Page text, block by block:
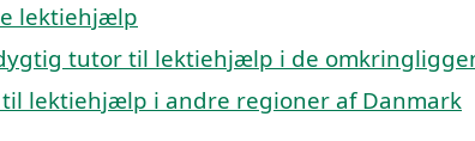
lektiehjælp
tutor til lektiehjælp i de
lektiehjælp i andre regioner af Danmark